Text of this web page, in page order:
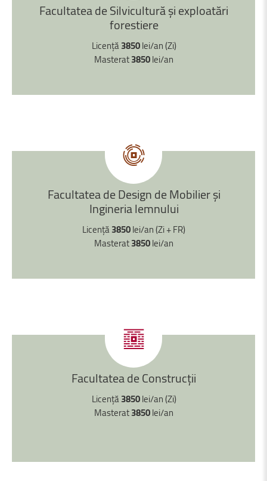
FacultateadeSilviculturășiexploatări
forestiere
Licență3850lei/an (Zi)
Masterat3850lei/an
FacultateadeDesigndeMobilierși
Inginerialemnului
Licență3850lei/an (Zi + FR)
Masterat3850lei/an
FacultateadeConstrucții
Licență3850lei/an (Zi)
Masterat3850lei/an